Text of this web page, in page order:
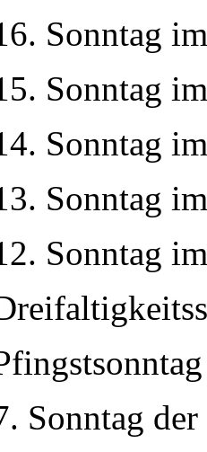
Sonntag
Sonntag
Sonntag
Sonntag
Sonntag
Sonntag